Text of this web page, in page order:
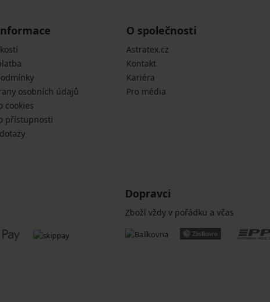
osobních údajů
cookies
přístupnosti
O společnosti
Astratex.cz
Kontakt
Kariéra
Pro média
Dopravci
Zboží vždy v pořádku a včas